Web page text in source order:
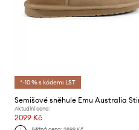
*-10 % s kódem: LST
Aktuální cena:
2099 Kč